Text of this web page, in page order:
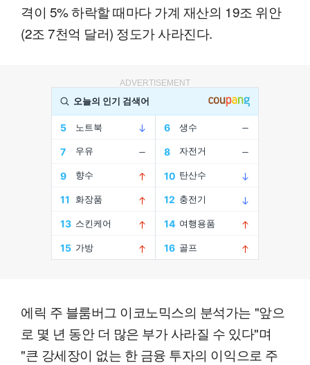
격이 5% 하락할 때마다 가계 재산의 19조 위안
(2조 7천억 달러) 정도가 사라진다.
ADVERTISEMENT
에릭 주 블룸버그 이코노믹스의 분석가는 "앞으
로 몇 년 동안 더 많은 부가 사라질 수 있다"며
"큰 강세장이 없는 한 금융 투자의 이익으로 주